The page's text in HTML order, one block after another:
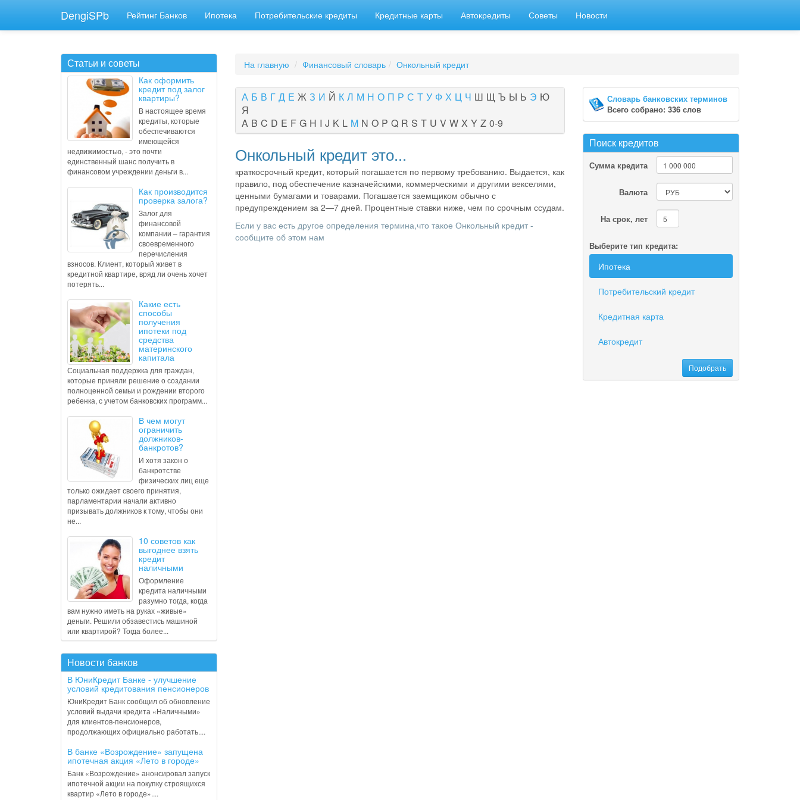
DengiSPb Рейтинг Банков Ипотека Потребительские кредиты Кредитные карты Автокредиты Советы Новости
Статьи и советы
Как оформить
кредит под залог
квартиры?
В настоящее время
кредиты, которые
обеспечиваются
имеющейся
недвижимостью, - это почти
единственный шанс получить в
финансовом учреждении деньги в...
Как производится
проверка залога?
Залог для
финансовой
компании – гарантия
своевременного
перечисления
взносов. Клиент, который живет в
кредитной квартире, вряд ли очень хочет
потерять...
Какие есть
способы
получения
ипотеки под
средства
материнского
капитала
Социальная поддержка для граждан,
которые приняли решение о создании
полноценной семьи и рождении второго
ребенка, с учетом банковских программ...
В чем могут
ограничить
должников-
банкротов?
И хотя закон о
банкротстве
физических лиц еще
только ожидает своего принятия,
парламентарии начали активно
призывать должников к тому, чтобы они
не...
10 советов как
выгоднее взять
кредит
наличными
Оформление
кредита наличными
разумно тогда, когда
вам нужно иметь на руках «живые»
деньги. Решили обзавестись машиной
или квартирой? Тогда более...
Новости банков
В ЮниКредит Банке - улучшение
условий кредитования пенсионеров
ЮниКредит Банк сообщил об обновление
условий выдачи кредита «Наличными»
для клиентов-пенсионеров,
продолжающих официально работать....
В банке «Возрождение» запущена
ипотечная акция «Лето в городе»
Банк «Возрождение» анонсировал запуск
ипотечной акции на покупку строящихся
квартир «Лето в городе»....
На главную Финансовый словарь Онкольный кредит
А Б В Г Д Е Ж З И Й К Л М Н О П Р С Т У Ф Х Ц Ч Ш Щ Ъ Ы Ь Э Ю
Я
A B C D E F G H I J K L M N O P Q R S T U V W X Y Z 0-9
Онкольный кредит это...
краткосрочный кредит, который погашается по первому требованию. Выдается, как
правило, под обеспечение казначейскими, коммерческими и другими векселями,
ценными бумагами и товарами. Погашается заемщиком обычно с
предупреждением за 2—7 дней. Процентные ставки ниже, чем по срочным ссудам.
Если у вас есть другое определения термина,что такое Онкольный кредит -
сообщите об этом нам
Словарь банковских терминов
Всего собрано: 336 слов
Поиск кредитов
Сумма кредита
Валюта
На срок, лет
Выберите тип кредита:
Ипотека
Потребительский кредит
Кредитная карта
Автокредит